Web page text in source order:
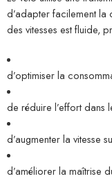
d’adapter facilement
des vitesses est fluide,
d’optimiser la
de réduire l’effort dans
d’augmenter la vitesse
d’améliorer la maîtrise